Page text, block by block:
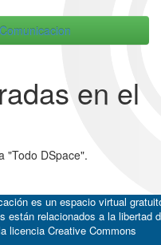
en el
"Todo DSpace".
es un espacio virtual
están relacionados a la libertad
licencia Creative Commons